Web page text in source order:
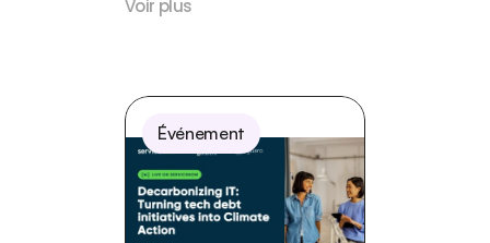
Voir plus
Événement